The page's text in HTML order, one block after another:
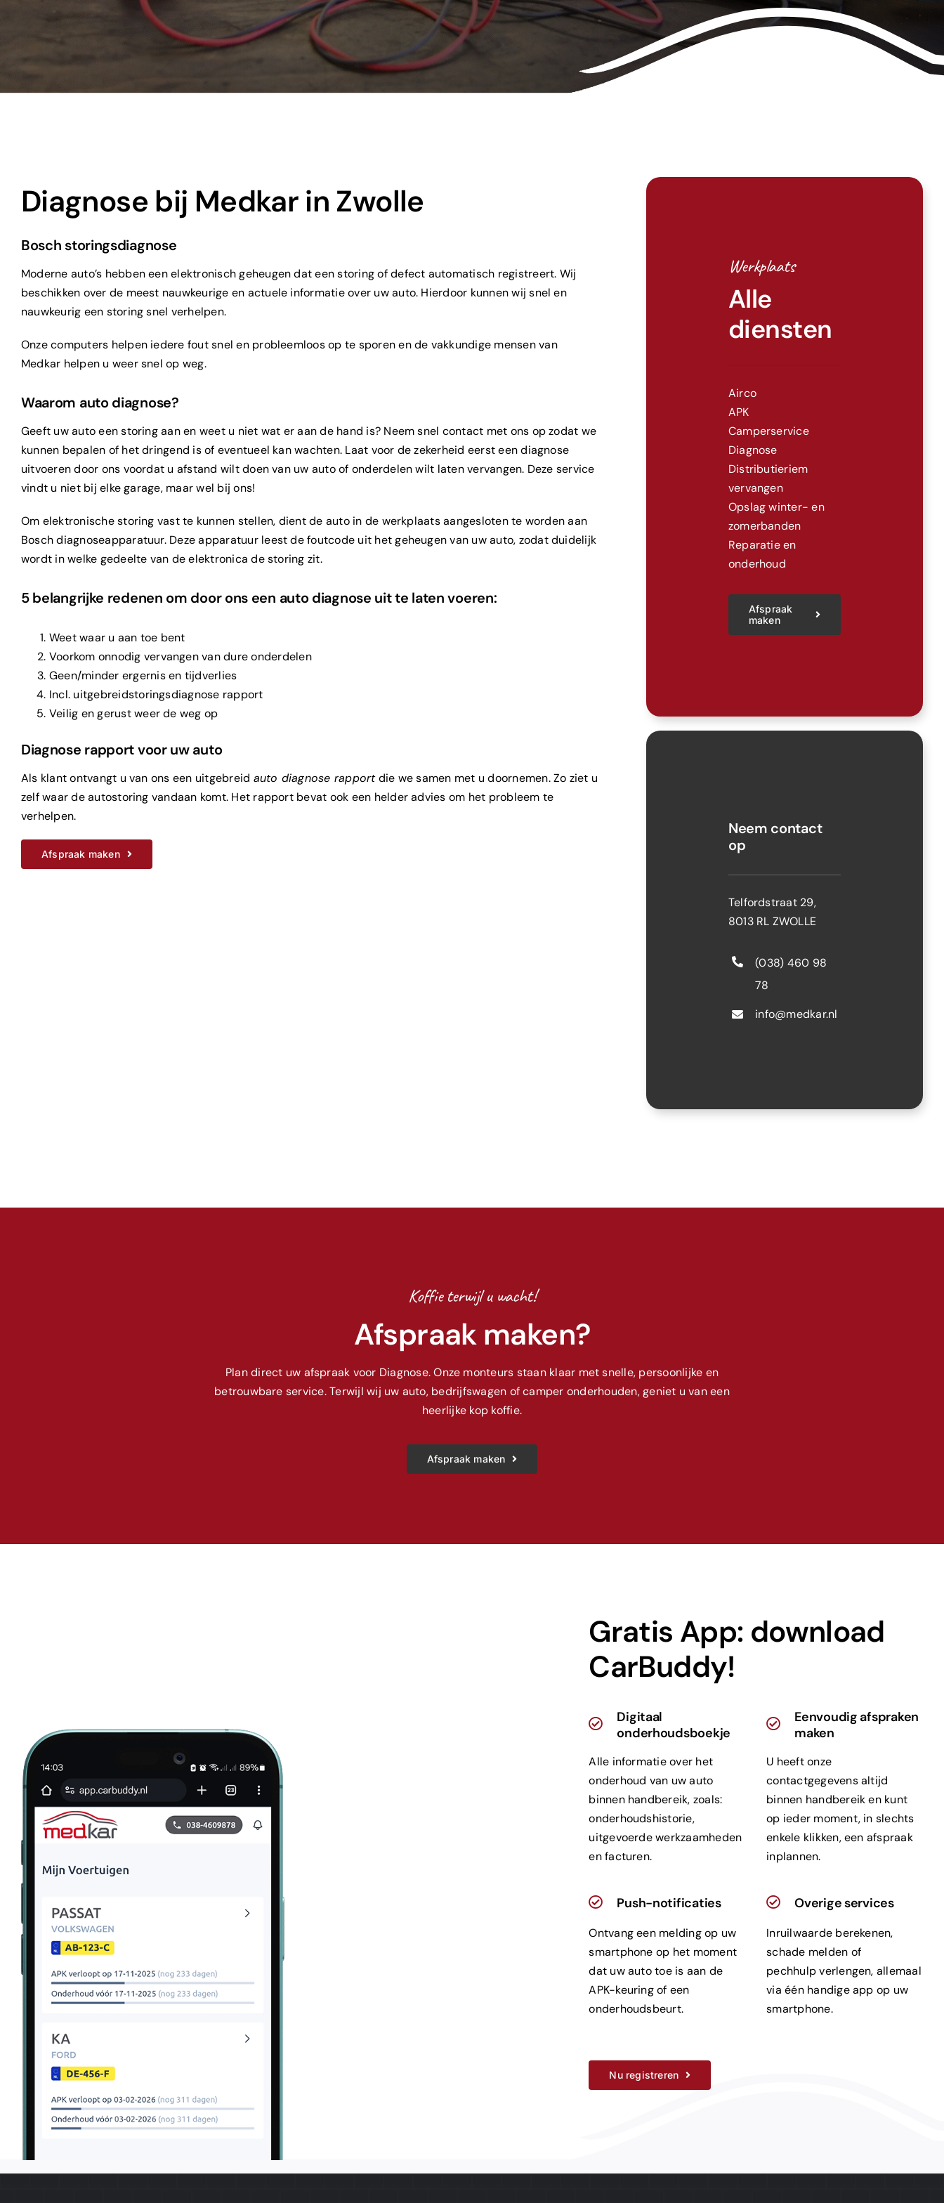
Diagnose bij Medkar in Zwolle
Bosch storingsdiagnose
Moderne auto’s hebben een elektronisch geheugen dat een storing of defect automatisch registreert. Wij
beschikken over de meest nauwkeurige en actuele informatie over uw auto. Hierdoor kunnen wij snel en
nauwkeurig een storing snel verhelpen.
Onze computers helpen iedere fout snel en probleemloos op te sporen en de vakkundige mensen van
Medkar helpen u weer snel op weg.
Waarom auto diagnose?
Geeft uw auto een storing aan en weet u niet wat er aan de hand is? Neem snel contact met ons op zodat we
kunnen bepalen of het dringend is of eventueel kan wachten. Laat voor de zekerheid eerst een diagnose
uitvoeren door ons voordat u afstand wilt doen van uw auto of onderdelen wilt laten vervangen. Deze service
vindt u niet bij elke garage, maar wel bij ons!
Om elektronische storing vast te kunnen stellen, dient de auto in de werkplaats aangesloten te worden aan
Bosch diagnoseapparatuur. Deze apparatuur leest de foutcode uit het geheugen van uw auto, zodat duidelijk
wordt in welke gedeelte van de elektronica de storing zit.
5 belangrijke redenen om door ons een auto diagnose uit te laten voeren:
Weet waar u aan toe bent
Voorkom onnodig vervangen van dure onderdelen
Geen/minder ergernis en tijdverlies
Incl. uitgebreidstoringsdiagnose rapport
Veilig en gerust weer de weg op
Diagnose rapport voor uw auto
Als klant ontvangt u van ons een uitgebreid auto diagnose rapportdie we samen met u doornemen. Zo ziet u
zelf waar de autostoring vandaan komt. Het rapport bevat ook een helder advies om het probleem te
verhelpen.
Afspraak maken
Werkplaats
Alle
diensten
Airco
APK
Camperservice
Diagnose
Distributieriem
vervangen
Opslag winter- en
zomerbanden
Reparatie en
onderhoud
Afspraak
maken
Neem contact
op
Telfordstraat 29,
8013 RL ZWOLLE
(038) 460 98
78
info@medkar.nl
Koffie terwijl u wacht!
Afspraak maken?
Plan direct uw afspraak voor Diagnose. Onze monteurs staan klaar met snelle, persoonlijke en
betrouwbare service. Terwijl wij uw auto, bedrijfswagen of camper onderhouden, geniet u van een
heerlijke kop koffie.
Afspraak maken
Gratis App: download
CarBuddy!
Digitaal
onderhoudsboekje
Alle informatie over het
onderhoud van uw auto
binnen handbereik, zoals:
onderhoudshistorie,
uitgevoerde werkzaamheden
en facturen.
Eenvoudig afspraken
maken
U heeft onze
contactgegevens altijd
binnen handbereik en kunt
op ieder moment, in slechts
enkele klikken, een afspraak
inplannen.
Push-notificaties
Ontvang een melding op uw
smartphone op het moment
dat uw auto toe is aan de
APK-keuring of een
onderhoudsbeurt.
Overige services
Inruilwaarde berekenen,
schade melden of
pechhulp verlengen, allemaal
via één handige app op uw
smartphone.
Nu registreren